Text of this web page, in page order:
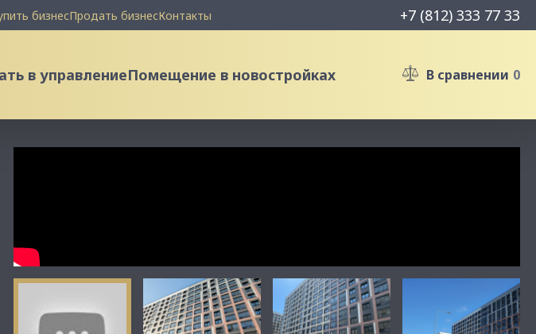
бизнесПродать бизнесКонтакты +7 (812) 333 77 33
в управлениеПомещение в новостройках В сравнении 0